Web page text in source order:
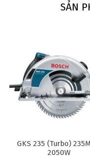
SẢN
GKS 235 (Turbo)
2050W